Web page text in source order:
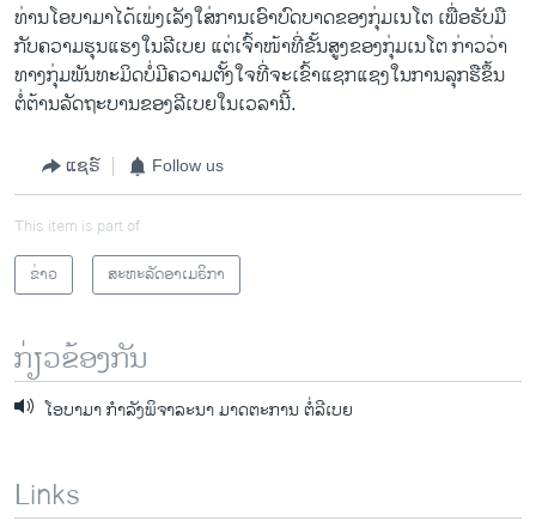
ທ່ານ​ໂອ​ບາ​ມາ​ໄດ້​ເພ່ງ​ເລັງ​ໃສ່​ການເອົາບົດບາດ​ຂອງ​ກຸ່​ມ​ເນ​ໂຕ ​ເພື່ອ​ຮັບ​ມື​
ກັບຄວາມ​ຮຸນ​ແຮງ​ໃນ​ລີ​ເບຍ​ ​ແຕ່​ເຈົ້າ​ໜ້າ​ທີ່​ຂັ້ນ​ສູງ​ຂອງ​ກຸ່ມ​ເນ​ໂຕ ກ່າວ​ວ່າ
ທາງ​ກຸ່ມ​ພັນທະ​ມິດ​ບໍ່​ມີ​ຄວາມ​ຕັ້ງ​ໃຈ​ທີ່​ຈະ​ເຂົ້າ​ແຊກ​ແຊງ​ໃນ​ການ​ລຸກ​ຮື​ຂຶ້ນ​
ຕໍ່ຕ້ານ​ລັດຖະບານ​ຂອງ​ລີ​ເບຍ​ໃນ​ເວລາ​ນີ້.
ແຊຣ໌ Follow us
This item is part of
ຂ່າວ
ສະຫະລັດອາເມຣິກາ
ກ່ຽວຂ້ອງກັນ
ໂອບາມາ ກໍາລັງພິຈາລະນາ ມາດຕະການ ຕໍ່ລີເບຍ
Links